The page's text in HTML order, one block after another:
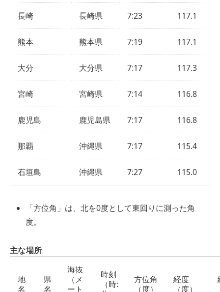
長崎 長崎県 7:23 117.1
熊本 熊本県 7:19 117.1
大分 大分県 7:17 117.3
宮崎 宮崎県 7:14 116.8
鹿児島 鹿児島県 7:17 116.8
那覇 沖縄県 7:17 115.4
石垣島 沖縄県 7:27 115.0
「方位角」は、北を0度として東回りに測った角
度。
主な場所
地
名
県
名
海抜
（メ
ート
時刻
（時:
方位角
（度）
経度
（度）